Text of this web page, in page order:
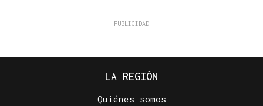
LA REGIÓN
Quiénes somos